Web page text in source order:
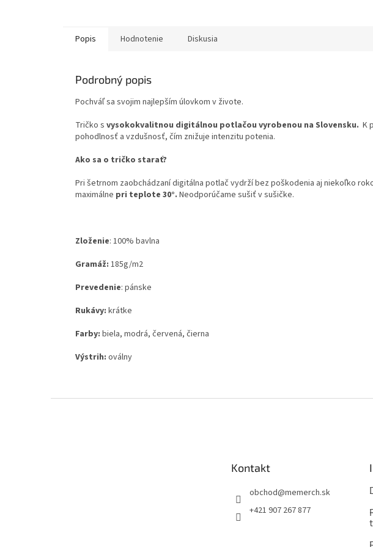
Popis Hodnotenie Diskusia
Podrobný popis
Pochváľ sa svojim najlepším úlovkom v živote.
Tričko s vysokokvalitnou digitálnou potlačou vyrobenou na Slovensku. K
pohodlnosť a vzdušnosť, čím znižuje intenzitu potenia.
Ako sa o tričko starať?
Pri šetrnom zaobchádzaní digitálna potlač vydrží bez poškodenia aj niekoľko
maximálne pri teplote 30°. Neodporúčame sušiť v sušičke.
Zloženie: 100% bavlna
Gramáž: 185g/m2
Prevedenie: pánske
Rukávy: krátke
Farby: biela, modrá, červená, čierna
Výstrih: oválny
Kontakt
obchod@memerch.sk
+421 907 267 877